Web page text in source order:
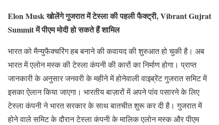
Elon Musk खोलेंगे गुजरात में टेस्ला की पहली फैक्ट्री, Vibrant Gujrat
Summit में पीएम मोदी हो सकते हैं शामिल
भारत को मैन्युफैक्चरिंग हब बनाने की कवायद की शुरुआत हो चुकी है। अब
भारत में एलोन मस्क की टेस्ला कंपनी की कारों का निर्माण होगा। प्राप्त
जानकारी के अनुसार जनवरी के महीने में होनेवाली वाइब्रेंट गुजरात समिट में
इसका ऐलान किया जाएगा। भारतीय बाज़ारों में अपने पांव पसारने के लिए
टेस्ला कंपनी ने भारत सरकार के साथ बातचीत शुरू कर दी है। गुजरात में
होने वाले समिट के दौरान टेस्ला कंपनी के मालिक एलोन मस्क और पीएम